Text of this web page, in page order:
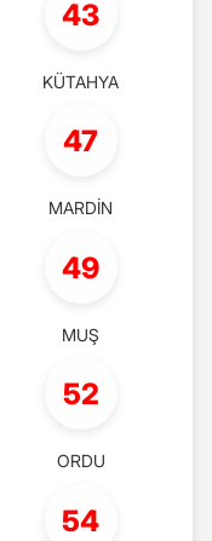
43
KÜTAHYA
47
MARDİN
49
MUŞ
52
ORDU
54